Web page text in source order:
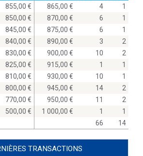
855,00
850,00
845,00
840,00
830,00
825,00
810,00
800,00
770,00
500,00
865,00
4
1
870,00
6
1
875,00
6
1
890,00
3
2
900,00
10
2
915,00
1
1
930,00
10
1
945,00
14
2
950,00
11
2
1 000,00
1
1
66
14
TRANSACTIONS